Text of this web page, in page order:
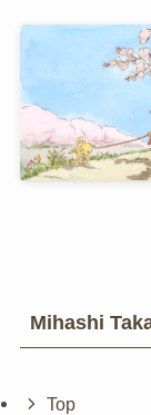
Mihashi
Top